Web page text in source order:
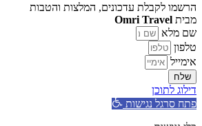
הרשמו לקבלת עדכונים, המלצות והטבות
מביתOmri Travel
שם מלא
טלפון
אימייל
שלח
דילוג לתוכן
פתח סרגל נגישות